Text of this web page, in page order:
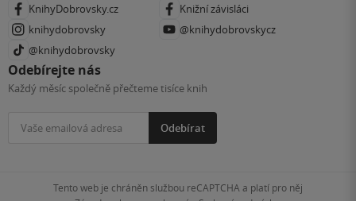
KnihyDobrovsky.cz
Knižní závisláci
knihydobrovsky
@knihydobrovskycz
@knihydobrovsky
Odebírejte nás
Každý měsíc společně přečteme tisíce knih
Odebírat
Tento web je chráněn službou reCAPTCHA a platí pro něj